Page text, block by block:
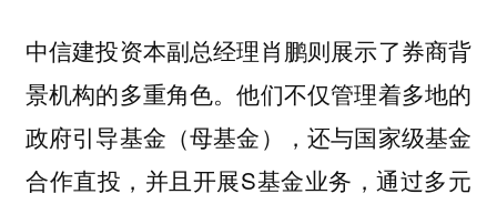
中信建投资本副总经理肖鹏则展示了券商背
景机构的多重角色。他们不仅管理着多地的
政府引导基金（母基金），还与国家级基金
合作直投，并且开展S基金业务，通过多元